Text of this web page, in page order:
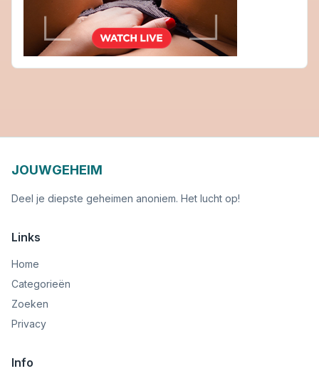
JOUWGEHEIM
Deel je diepste geheimen anoniem. Het lucht op!
Links
Home
Categorieën
Zoeken
Privacy
Info